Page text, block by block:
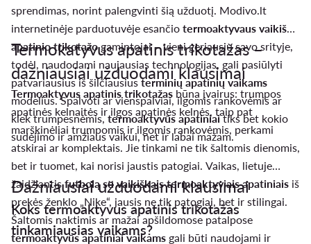
sprendimas, norint palengvinti šią užduotį. Modivo.lt
internetinėje parduotuvėje esančio termoaktyvaus vaikiško
apatinio trikotažogamintojai – vieni geriausių savo srityje,
todėl, naudodami naujausias technologijas, gali pasiūlyti
patvariausius iš šilčiausiusterminių apatinių vaikams
modelius. Spalvoti ar vienspalviai, ilgomis rankovėmis ar
kiek trumpesnėmis,termoaktyvūs apatiniaitiks bet kokio
sudėjimo ir amžiaus vaikui, net ir labai mažam.
Termokatyvus apatinis trikotažas –
dažniausiai užduodami klausimai
Termoaktyvus apatinis trikotažas būna įvairus: trumpos
apatinės kelnaitės ir ilgos apatinės kelnės, taip pat
marškinėliai trumpomis ir ilgomis rankovėmis, perkami
atskirai ar komplektais. Jie tinkami ne tik šaltomis dienomis,
bet ir tuomet, kai norisi jaustis patogiai. Vaikas, lietuje
žaidžiantisfutbolą su vaikiškais termoaktyviais apatiniais iš
prekės ženklo „Nike“, jausis ne tik patogiai, bet ir stilingai.
Šaltomis naktimis ar mažai apšildomose patalpose
termoaktyvūs apatiniai vaikams gali būti naudojami ir
Dažniausiai užduodami klausimai
Koks termoaktyvus apatinis trikotažas
tinkamiausias vaikams?